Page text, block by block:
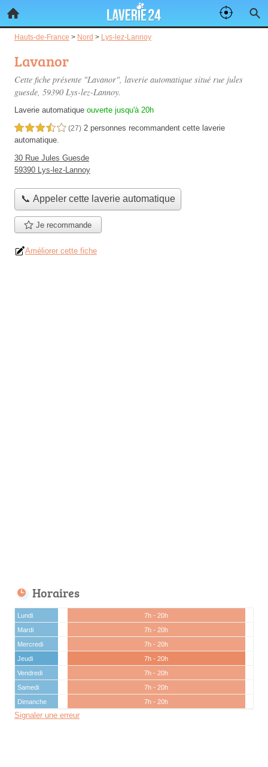
Hauts-de-France > Nord > Lys-lez-Lannoy
Lavanor
Cette fiche présente "Lavanor", laverie automatique situé rue jules
guesde, 59390 Lys-lez-Lannoy.
Laverie automatique ouverte jusqu'à 20h
3,5 étoiles sur 5 (27) 2 personnes recommandent cette laverie
automatique.
30 Rue Jules Guesde
59390 Lys-lez-Lannoy
📞 Appeler cette laverie automatique
Je recommande
Améliorer cette fiche
Horaires
Lundi
7h - 20h
Mardi
7h - 20h
Mercredi
7h - 20h
Jeudi
7h - 20h
Vendredi
7h - 20h
Samedi
7h - 20h
Dimanche
7h - 20h
Signaler une erreur